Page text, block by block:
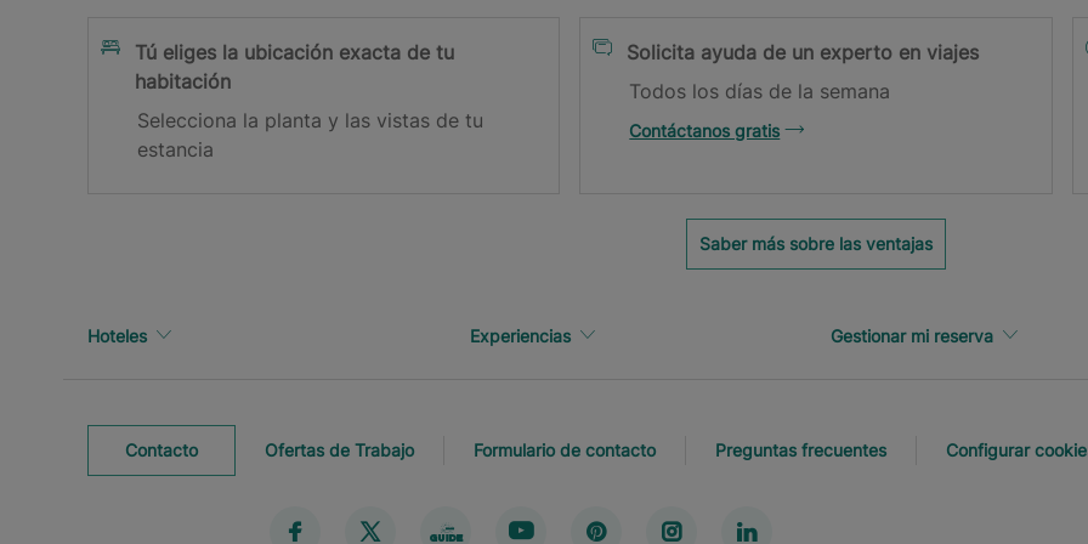
¡Gracias por suscribirte!
Revisa tu bandeja de correo para confirmar tu email.
Tú eliges la ubicación exacta de tu
habitación
Selecciona la planta y las vistas de tu
estancia
Solicita ayuda de un experto en viajes
Todos los días de la semana
Contáctanos gratis
Saber más sobre las ventajas
Hoteles Experiencias Gestionar mi reserva
Contacto Ofertas de Trabajo Formulario de contacto Preguntas frecuentes Configurar